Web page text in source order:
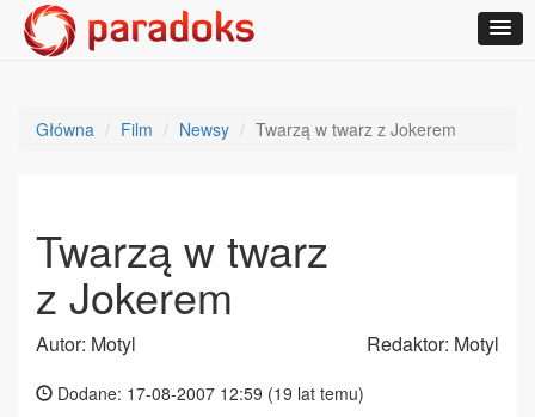
Główna Film Newsy Twarzą w twarz z Jokerem
Twarzą w twarz
z Jokerem
Autor: Motyl Redaktor: Motyl
Dodane: 17-08-2007 12:59 (19 lat temu)